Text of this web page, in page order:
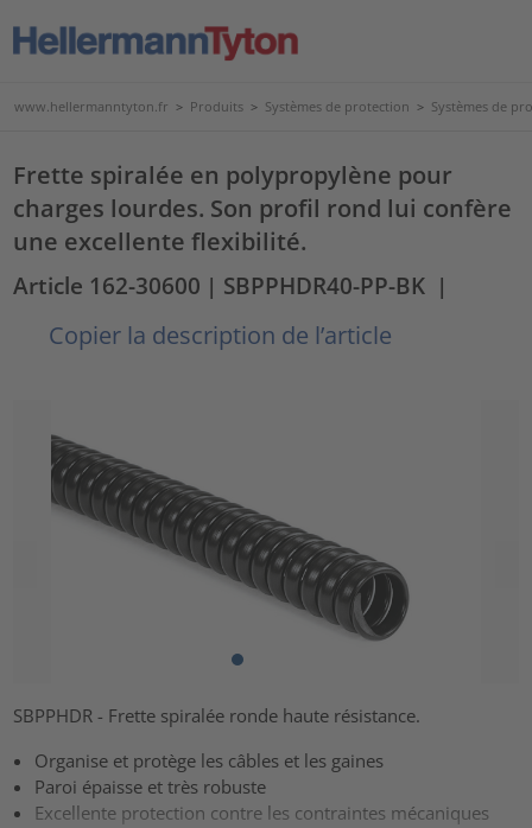
www.hellermanntyton.fr > Produits > Systèmes de protection > Systèmes de
Frette spiralée en polypropylène pour
charges lourdes. Son profil rond lui confère
une excellente flexibilité.
Article 162-30600 | SBPPHDR40-PP-BK |
Copier la description de l’article
SBPPHDR - Frette spiralée ronde haute résistance.
Organise et protège les câbles et les gaines
Paroi épaisse et très robuste
Excellente protection contre les contraintes mécaniques